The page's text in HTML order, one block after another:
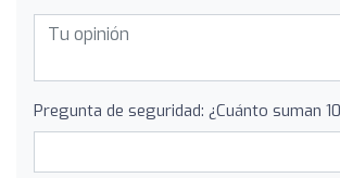
Pregunta de seguridad: ¿Cuánto suman